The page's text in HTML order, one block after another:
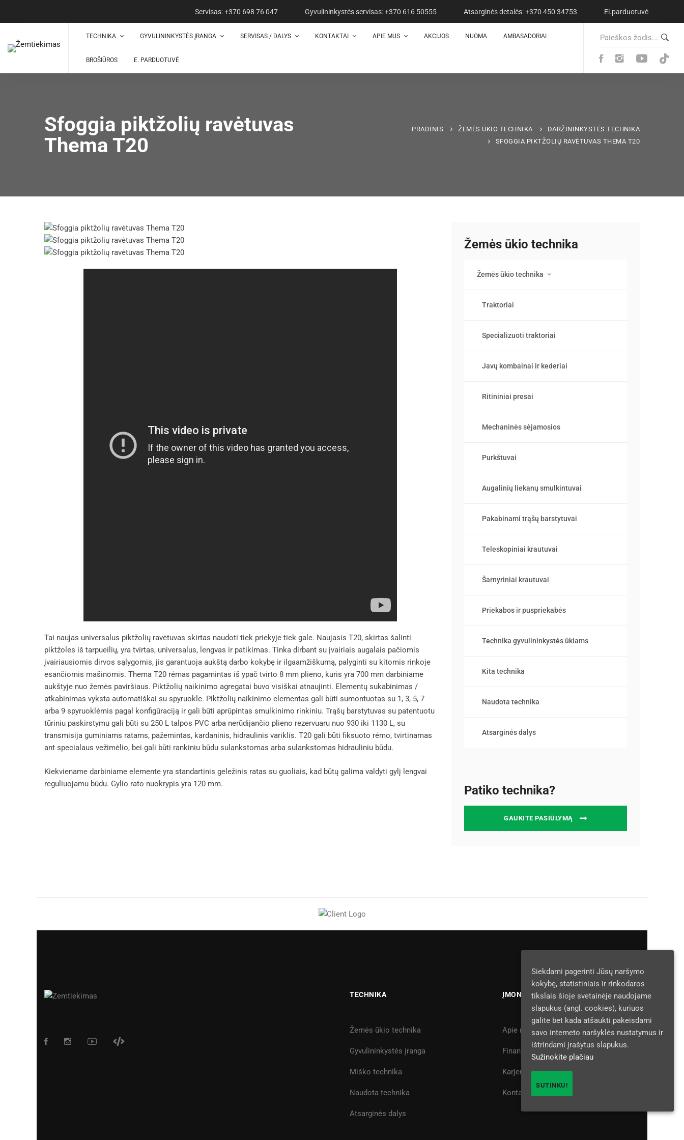
Servisas: +370 698 76 047 Gyvulininkystės servisas: +370 616 50555 Atsarginės detalės: +370 450 34753 El.parduotuvė
TECHNIKA GYVULININKYSTĖS ĮRANGA SERVISAS / DALYS KONTAKTAI APIE MUS AKCIJOS NUOMA AMBASADORIAI
BROŠIŪROS E. PARDUOTUVĖ
S
e
a
r
:
Sfoggia piktžolių ravėtuvas
Thema T20
PRADINIS ŽEMĖS ŪKIO TECHNIKA
DARŽININKYSTĖS TECHNIKA
SFOGGIA PIKTŽOLIŲ RAVĖTUVAS THEMA T20
Tai naujas universalus piktžolių ravėtuvas skirtas naudoti tiek priekyje tiek gale. Naujasis T20, skirtas šalinti
piktžoles iš tarpueilių, yra tvirtas, universalus, lengvas ir patikimas. Tinka dirbant su įvairiais augalais pačiomis
įvairiausiomis dirvos sąlygomis, jis garantuoja aukštą darbo kokybę ir ilgaamžiškumą, palyginti su kitomis rinkoje
esančiomis mašinomis. Thema T20 rėmas pagamintas iš ypač tvirto 8 mm plieno, kuris yra 700 mm darbiniame
aukštyje nuo žemės paviršiaus. Piktžolių naikinimo agregatai buvo visiškai atnaujinti. Elementų sukabinimas /
atkabinimas vyksta automatiškai su spyruokle. Piktžolių naikinimo elementas gali būti sumontuotas su 1, 3, 5, 7
arba 9 spyruoklėmis pagal konfigūraciją ir gali būti aprūpintas smulkinimo rinkiniu. Trąšų barstytuvas su patentuotu
tūriniu paskirstymu gali būti su 250 L talpos PVC arba nerūdijančio plieno rezervuaru nuo 930 iki 1130 L, su
transmisija guminiams ratams, pažemintas, kardaninis, hidraulinis variklis. T20 gali būti fiksuoto rėmo, tvirtinamas
ant specialaus vežimėlio, bei gali būti rankiniu būdu sulankstomas arba sulankstomas hidrauliniu būdu.
Kiekviename darbiniame elemente yra standartinis geležinis ratas su guoliais, kad būtų galima valdyti gylį lengvai
reguliuojamu būdu. Gylio rato nuokrypis yra 120 mm.
Žemės ūkio technika
Žemės ūkio technika
Traktoriai
Specializuoti traktoriai
Javų kombainai ir kederiai
Ritininiai presai
Mechaninės sėjamosios
Purkštuvai
Augalinių liekanų smulkintuvai
Pakabinami trąšų barstytuvai
Teleskopiniai krautuvai
Šarnyriniai krautuvai
Priekabos ir puspriekabės
Technika gyvulininkystės ūkiams
Kita technika
Naudota technika
Atsarginės dalys
Patiko technika?
GAUKITE PASIŪLYMĄ
TECHNIKA
Žemės ūkio technika
Gyvulininkystės įranga
Miško technika
Naudota technika
Atsarginės dalys
ĮMONĖ
Apie mus
Finansavimas
Karjera
Kontaktai
Siekdami pagerinti Jūsų naršymo
kokybę, statistiniais ir rinkodaros
tikslais šioje svetainėje naudojame
slapukus (angl. cookies), kuriuos
galite bet kada atšaukti pakeisdami
savo interneto naršyklės nustatymus ir
ištrindami įrašytus slapukus.
Sužinokite plačiau
SUTINKU!